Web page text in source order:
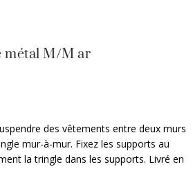
métal M/M ar
des vêtements entre deux murs
mur-à-mur. Fixez les supports au
la tringle dans les supports. Livré en